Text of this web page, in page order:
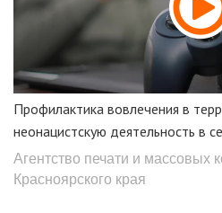
Профилактика вовлечения в
неонацистскую деятельность в
Агентство печати и массовых
Красноярского края